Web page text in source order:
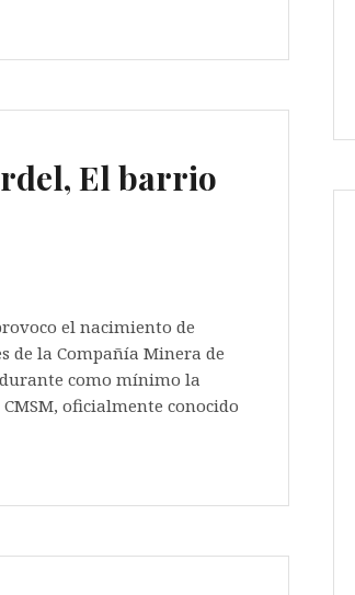
El barrio
el nacimiento de
de la Compañía Minera de
como mínimo la
oficialmente conocido